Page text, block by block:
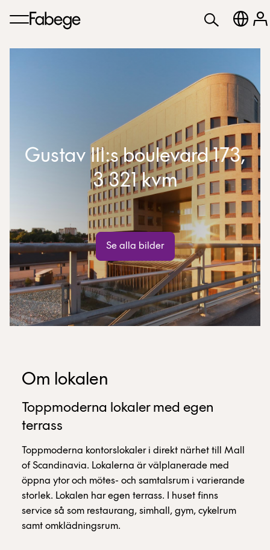
Gustav III:s boulevard 173,
3 321 kvm
Se alla bilder
Om lokalen
Toppmoderna lokaler med egen
terrass
Toppmoderna kontorslokaler i direkt närhet till Mall
of Scandinavia. Lokalerna är välplanerade med
öppna ytor och mötes- och samtalsrum i varierande
storlek. Lokalen har egen terrass. I huset finns
service så som restaurang, simhall, gym, cykelrum
samt omklädningsrum.